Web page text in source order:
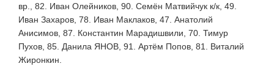
вр., 82. Иван Олейников, 90. Семён Матвийчук к/к, 49.
Иван Захаров, 78. Иван Маклаков, 47. Анатолий
Анисимов, 87. Константин Марадишвили, 70. Тимур
Пухов, 85. Данила ЯНОВ, 91. Артём Попов, 81. Виталий
Жиронкин.